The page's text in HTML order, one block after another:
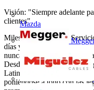
Mazda
Visión: "Siempre adelante
clientes"
Miles de productos y
días y
nunca nos detuvimos a
Desde 1998 en adelante,
Latinoamérica,
poniéndose a tono con las